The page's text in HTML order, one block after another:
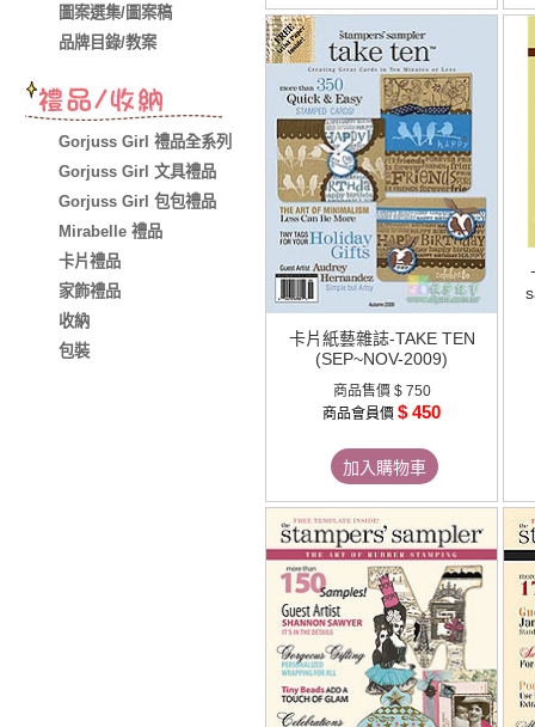
圖案選集/圖案稿
品牌目錄/教案
Gorjuss Girl 禮品全系列
Gorjuss Girl 文具禮品
Gorjuss Girl 包包禮品
Mirabelle 禮品
卡片禮品
家飾禮品
收納
包裝
卡片紙藝雜誌-TAKE TEN
(SEP~NOV-2009)
商品售價 $ 750
商品會員價 $ 450
加入購物車